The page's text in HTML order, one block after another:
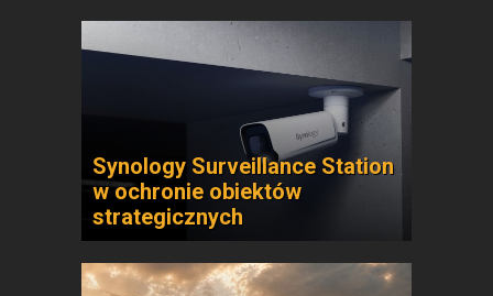
Synology Surveillance Station
w ochronie obiektów
strategicznych